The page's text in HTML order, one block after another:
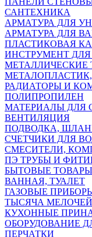
САНТЕХНИКА
АРМАТУРА ДЛЯ
АРМАТУРА ДЛЯ
ПЛАСТИКОВАЯ
ИНСТРУМЕНТ
РАДИАТОРЫ И
ПОЛИПРОПИЛЕН
МАТЕРИАЛЫ ДЛЯ
ВЕНТИЛЯЦИЯ
ПОДВОДКА,
СЧЕТЧИКИ ДЛЯ
СМЕСИТЕЛИ,
ПЭ ТРУБЫ И
БЫТОВЫЕ ТОВАРЫ
ВАННАЯ, ТУАЛЕТ
ГАЗОВЫЕ
ТЫСЯЧА МЕЛОЧЕЙ
КУХОННЫЕ
ОБОРУДОВАНИЕ
ПЕРЧАТКИ